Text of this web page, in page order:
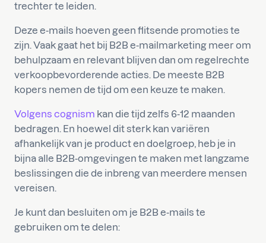
trechter te leiden.
Deze e-mails hoeven geen flitsende promoties te
zijn. Vaak gaat het bij B2B e-mailmarketing meer om
behulpzaam en relevant blijven dan om regelrechte
verkoopbevorderende acties. De meeste B2B
kopers nemen de tijd om een keuze te maken.
Volgens cognism kan die tijd zelfs 6-12 maanden
bedragen. En hoewel dit sterk kan variëren
afhankelijk van je product en doelgroep, heb je in
bijna alle B2B-omgevingen te maken met langzame
beslissingen die de inbreng van meerdere mensen
vereisen.
Je kunt dan besluiten om je B2B e-mails te
gebruiken om te delen: